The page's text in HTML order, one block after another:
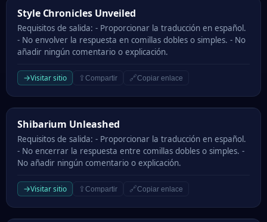
Style Chronicles Unveiled
Style Chronicles Unveiled
Requisitos de salida: - Proporcionar la traducción en español.
- No envolver la respuesta en comillas dobles o simples. - No
añadir ningún comentario o explicación.
→Visitar sitio ⇪ Compartir 🔗Copiar enlace
Shibarium Unleashed
Shibarium Unleashed
Requisitos de salida: - Proporcionar la traducción en español.
- No encerrar la respuesta entre comillas dobles o simples. -
No añadir ningún comentario o explicación.
→Visitar sitio ⇪ Compartir 🔗Copiar enlace